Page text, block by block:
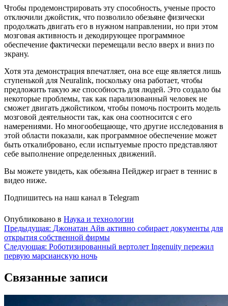
Чтобы продемонстрировать эту способность, ученые просто
отключили джойстик, что позволило обезьяне физически
продолжать двигать его в нужном направлении, но при этом
мозговая активность и декодирующее программное
обеспечение фактически перемещали весло вверх и вниз по
экрану.
Хотя эта демонстрация впечатляет, она все еще является лишь
ступенькой для Neuralink, поскольку она работает, чтобы
предложить такую же способность для людей. Это создало бы
некоторые проблемы, так как парализованный человек не
сможет двигать джойстиком, чтобы помочь построить модель
мозговой деятельности так, как она соотносится с его
намерениями. Но многообещающе, что другие исследования в
этой области показали, как программное обеспечение может
быть откалибровано, если испытуемые просто представляют
себе выполнение определенных движений.
Вы можете увидеть, как обезьяна Пейджер играет в теннис в
видео ниже.
Подпишитесь на наш канал в Telegram
Опубликовано в Наука и технологии
Навигация
по
записям
Предыдущая: Джонатан Айв активно собирает документы для
открытия собственной фирмы
Следующая: Роботизированный вертолет Ingenuity пережил
первую марсианскую ночь
Связанные записи